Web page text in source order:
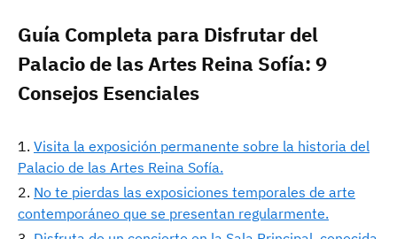
Guía Completa para Disfrutar del
Palacio de las Artes Reina Sofía: 9
Consejos Esenciales
Visita la exposición permanente sobre la historia del
Palacio de las Artes Reina Sofía.
No te pierdas las exposiciones temporales de arte
contemporáneo que se presentan regularmente.